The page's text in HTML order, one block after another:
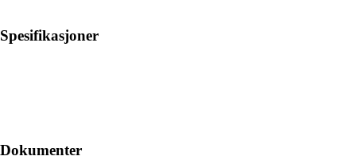
Spesifikasjoner
Dokumenter